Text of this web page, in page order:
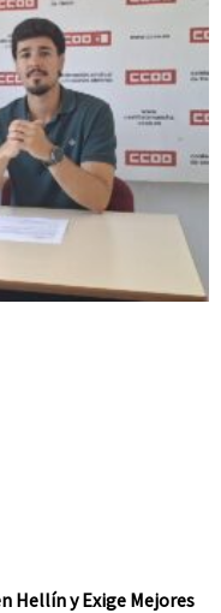
Hellín y Exige Mejores